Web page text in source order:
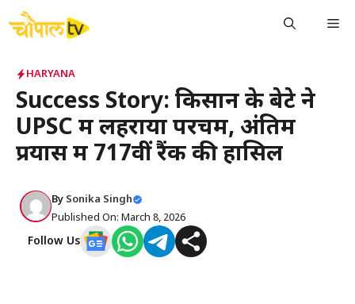
Skip
HARYANA
Success Story: किसान के बेटे ने
UPSC में लहराया परचम, अंतिम
प्रयास में 717वीं रैंक की हासिल
By Sonika Singh
Published On: March 8, 2026
Follow Us